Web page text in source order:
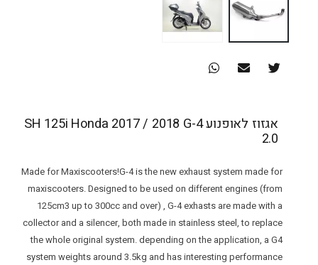
אגזוז לאופנוע SH 125i Honda 2017 / 2018 G-4
2.0
Made for Maxiscooters!G-4 is the new exhaust system made for
maxiscooters. Designed to be used on different engines (from
125cm3 up to 300cc and over) , G-4 exhasts are made with a
collector and a silencer, both made in stainless steel, to replace
the whole original system. depending on the application, a G4
system weights around 3.5kg and has interesting performance